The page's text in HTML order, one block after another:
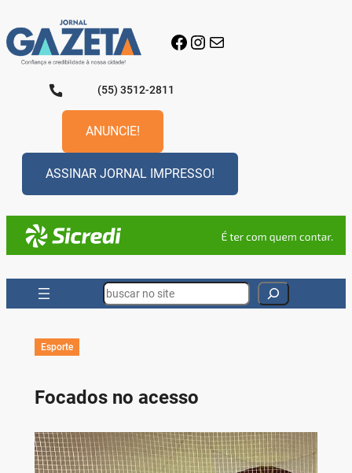
para
o
conteúdo
Facebook
Instagram
E-mail
(55) 3512-2811
ANUNCIE!
ASSINAR JORNAL IMPRESSO!
Search
Esporte
Focados no acesso